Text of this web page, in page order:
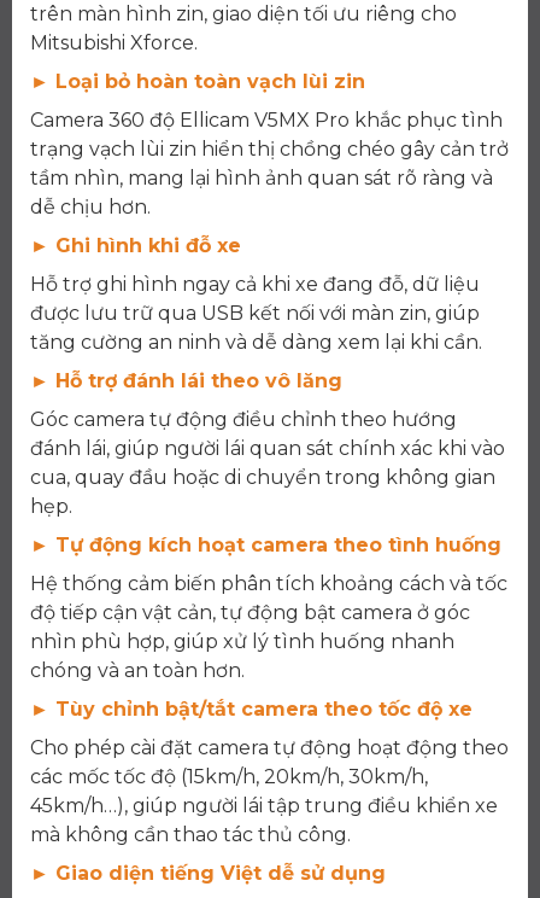
trên màn hình zin, giao diện tối ưu riêng cho
Mitsubishi Xforce.
► Loại bỏ hoàn toàn vạch lùi zin
Camera 360 độ Ellicam V5MX Pro khắc phục tình
trạng vạch lùi zin hiển thị chồng chéo gây cản trở
tầm nhìn, mang lại hình ảnh quan sát rõ ràng và
dễ chịu hơn.
► Ghi hình khi đỗ xe
Hỗ trợ ghi hình ngay cả khi xe đang đỗ, dữ liệu
được lưu trữ qua USB kết nối với màn zin, giúp
tăng cường an ninh và dễ dàng xem lại khi cần.
► Hỗ trợ đánh lái theo vô lăng
Góc camera tự động điều chỉnh theo hướng
đánh lái, giúp người lái quan sát chính xác khi vào
cua, quay đầu hoặc di chuyển trong không gian
hẹp.
► Tự động kích hoạt camera theo tình huống
Hệ thống cảm biến phân tích khoảng cách và tốc
độ tiếp cận vật cản, tự động bật camera ở góc
nhìn phù hợp, giúp xử lý tình huống nhanh
chóng và an toàn hơn.
► Tùy chỉnh bật/tắt camera theo tốc độ xe
Cho phép cài đặt camera tự động hoạt động theo
các mốc tốc độ (15km/h, 20km/h, 30km/h,
45km/h…), giúp người lái tập trung điều khiển xe
mà không cần thao tác thủ công.
► Giao diện tiếng Việt dễ sử dụng